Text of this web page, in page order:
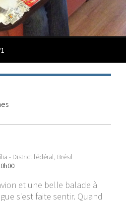
- District fédéral, Brésil
et une belle balade à
s'est faite sentir. Quand